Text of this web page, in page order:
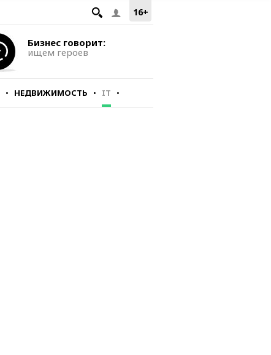
16+
Бизнес говорит:
ищем героев
НЕДВИЖИМОСТЬ IT